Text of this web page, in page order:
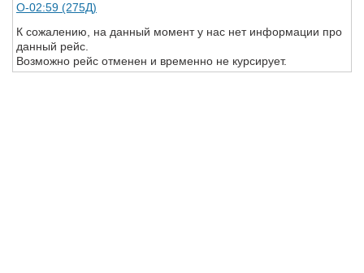
О-02:59 (275Д)
К сожалению, на данный момент у нас нет информации про
данный рейс.
Возможно рейс отменен и временно не курсирует.